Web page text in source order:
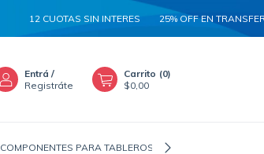
12 CUOTAS SIN INTERES 25% OFF EN
Entrá /
Registráte
Carrito (0)
$0,00
COMPONENTES PARA TABLEROS